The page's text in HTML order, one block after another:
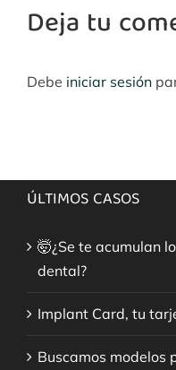
Deja tu
Debe iniciar sesión
ÚLTIMOS CASOS
🤯¿Se te acumulan
dental?
Implant Card, tu
Buscamos modelos